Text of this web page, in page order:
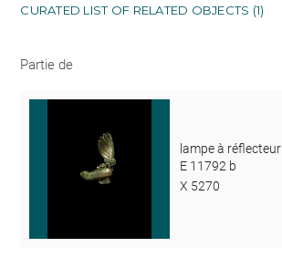
CURATED LIST OF RELATED OBJECTS (1)
Partie de
lampe à réflecteur
E 11792 b
X 5270